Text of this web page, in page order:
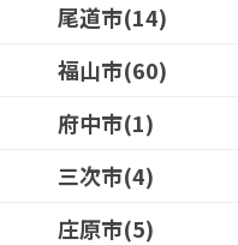
尾道市(14)
福山市(60)
府中市(1)
三次市(4)
庄原市(5)